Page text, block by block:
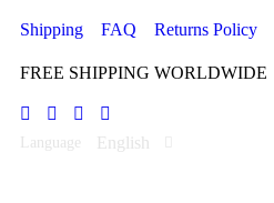
Shipping FAQ Returns Policy
FREE SHIPPING WORLDWIDE
Language English